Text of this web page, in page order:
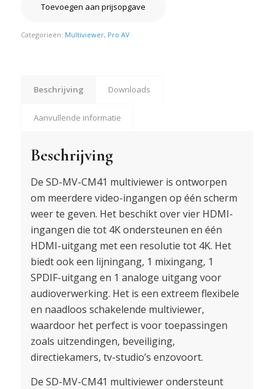
Toevoegen aan prijsopgave
Categorieën: Multiviewer, Pro AV
Beschrijving Downloads
Aanvullende informatie
Beschrijving
De SD-MV-CM41 multiviewer is ontworpen
om meerdere video-ingangen op één scherm
weer te geven. Het beschikt over vier HDMI-
ingangen die tot 4K ondersteunen en één
HDMI-uitgang met een resolutie tot 4K. Het
biedt ook een lijningang, 1 mixingang, 1
SPDIF-uitgang en 1 analoge uitgang voor
audioverwerking. Het is een extreem flexibele
en naadloos schakelende multiviewer,
waardoor het perfect is voor toepassingen
zoals uitzendingen, beveiliging,
directiekamers, tv-studio’s enzovoort.
De SD-MV-CM41 multiviewer ondersteunt